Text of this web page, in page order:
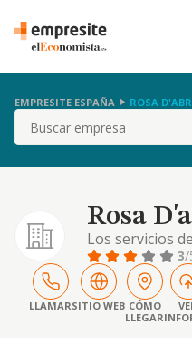
EMPRESITE ESPAÑA ROSA
Buscar
Rosa
Los servicios
restaurantes, 3/
LLAMARSITIO WEB CÓMO
LLEGAR